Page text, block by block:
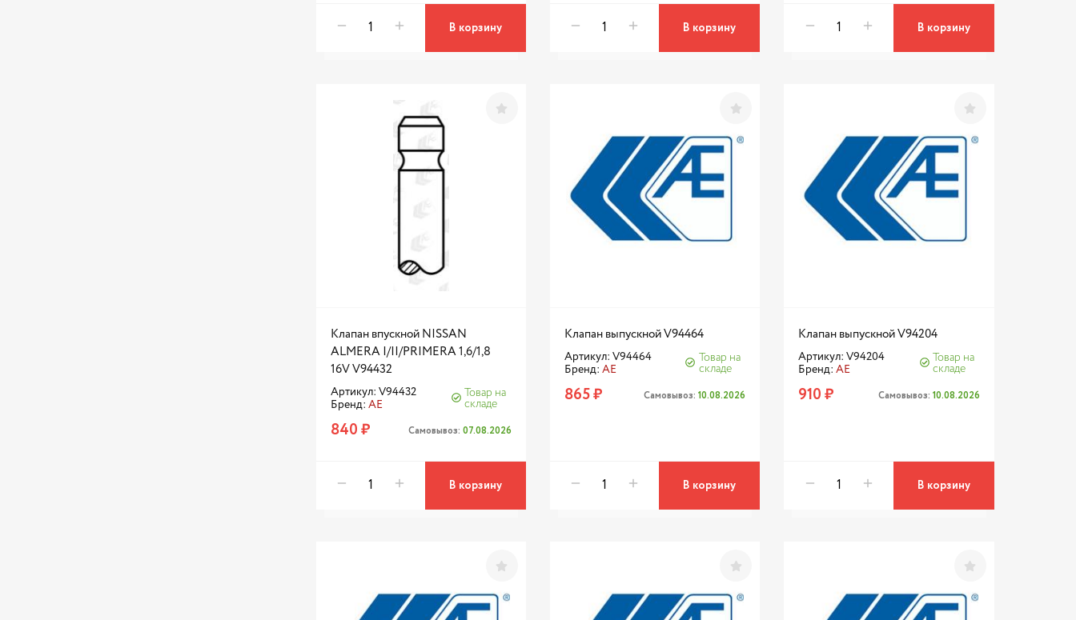
В корзину В корзину В корзину
Клапан впускной NISSAN
ALMERA I/II/PRIMERA 1,6/1,8
16V V94432
Артикул: V94432
Бренд: AE
Товар на
складе
840 ₽ Самовывоз: 07.08.2026
В корзину
Клапан выпускной V94464
Артикул: V94464
Бренд: AE
Товар на
складе
865 ₽ Самовывоз:10.08.2026
В корзину
Клапан выпускной V94204
Артикул: V94204
Бренд:AE
Товар на
складе
910 ₽ Самовывоз: 10.08.2026
В корзину